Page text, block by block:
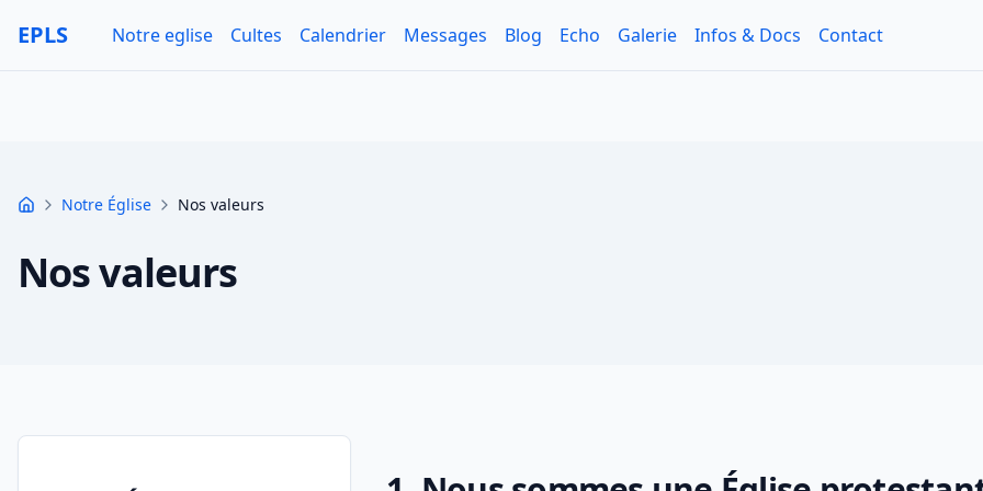
EPLS Notre eglise Cultes Calendrier Messages Blog Echo Galerie Infos & Docs Contact
AccueilNotre Église Nos valeurs
Nos valeurs